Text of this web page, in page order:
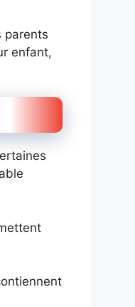
parents
enfant,